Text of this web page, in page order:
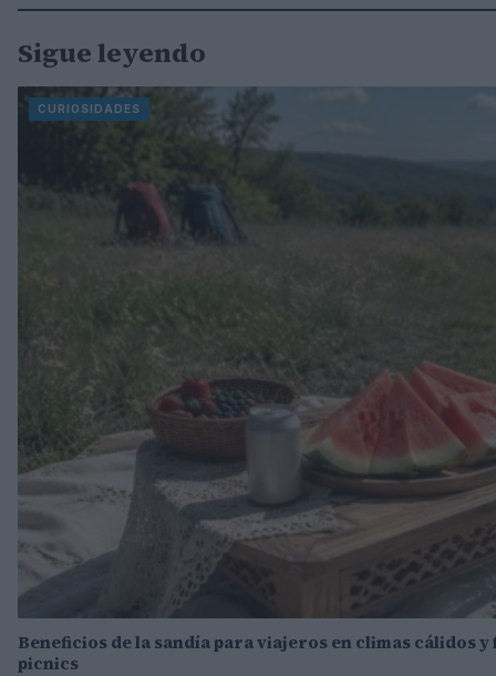
Sigue leyendo
CURIOSIDADES
Beneficios de la sandía para viajeros en climas cálidos
picnics